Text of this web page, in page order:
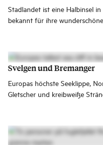
Stadlandet ist eine Halbinsel
bekannt für ihre
Svelgen und Bremanger
Europas höchste Seeklippe,
Gletscher und kreibweiße